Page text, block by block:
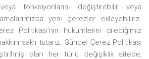
fonksiyonlarını değiştirebilir veya
yeni çerezler ekleyebiliriz.
Politikası’nın hükümlerini dilediğimiz
saklı tutarız. Güncel Çerez Politikası
olan her türlü değişiklik sitede,